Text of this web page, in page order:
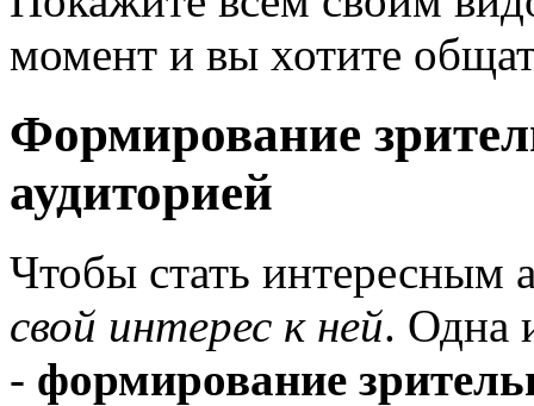
момент и вы хотите
Формирование
аудиторией
Чтобы стать интересным
свой интерес к ней. Одна
- формирование